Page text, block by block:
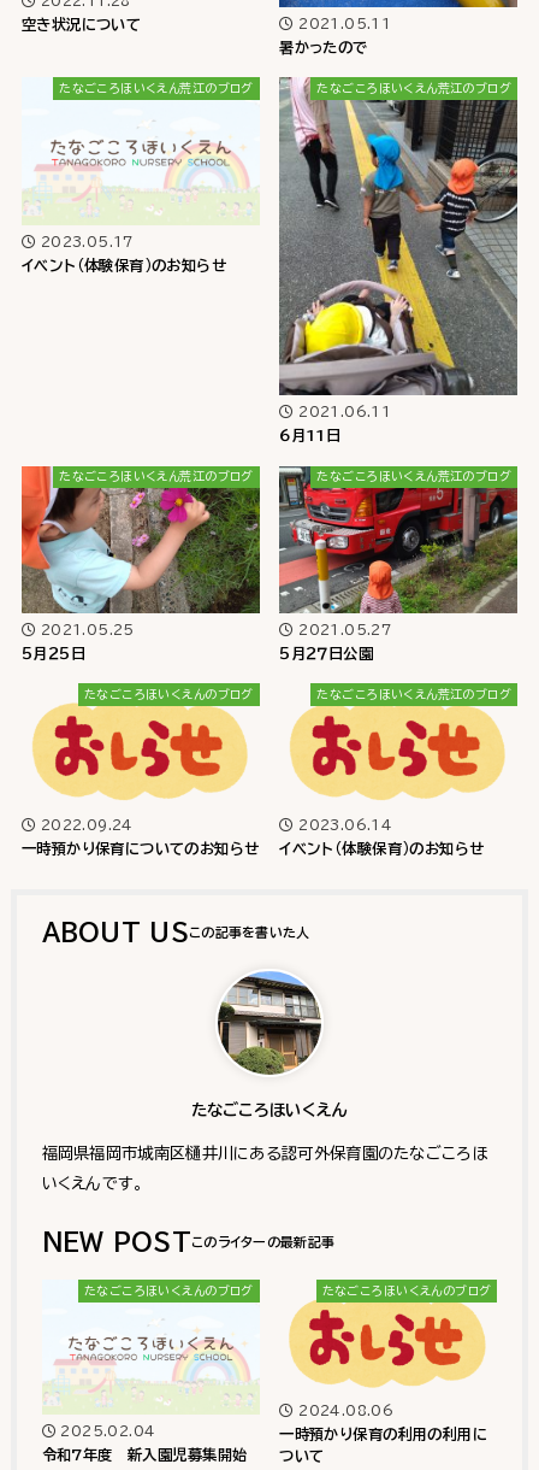
空き状況について 2021.05.11
暑かったので
たなごころほいくえん荒江のブログ
2023.05.17
イベント（体験保育）のお知らせ
たなごころほいくえん荒江のブログ
2021.06.11
６月11日
たなごころほいくえん荒江のブログ
2021.05.25
５月２５日
たなごころほいくえん荒江のブログ
2021.05.27
５月２７日公園
たなごころほいくえんのブログ
2022.09.24
一時預かり保育についてのお知らせ
たなごころほいくえん荒江のブログ
2023.06.14
イベント（体験保育）のお知らせ
ABOUT US
たなごころほいくえん
福岡県福岡市城南区樋井川にある認可外保育園のたなごころほ
いくえんです。
NEW POST
たなごころほいくえんのブログ
2025.02.04
令和7年度 新入園児募集開始
たなごころほいくえんのブログ
2024.08.06
一時預かり保育の利用の利用に
ついて